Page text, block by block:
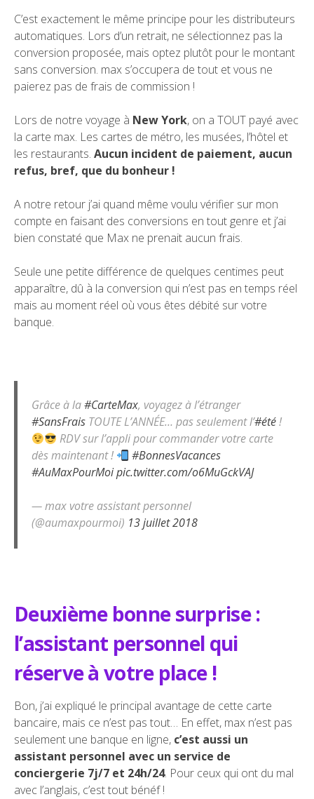
C’est exactement le même principe pour les distributeurs
automatiques. Lors d’un retrait, ne sélectionnez pas la
conversion proposée, mais optez plutôt pour le montant
sans conversion. max s’occupera de tout et vous ne
paierez pas de frais de commission !
Lors de notre voyage à New York, on a TOUT payé avec
la carte max. Les cartes de métro, les musées, l’hôtel et
les restaurants. Aucun incident de paiement, aucun
refus, bref, que du bonheur !
A notre retour j’ai quand même voulu vérifier sur mon
compte en faisant des conversions en tout genre et j’ai
bien constaté que Max ne prenait aucun frais.
Seule une petite différence de quelques centimes peut
apparaître, dû à la conversion qui n’est pas en temps réel
mais au moment réel où vous êtes débité sur votre
banque.
Grâce à la#CarteMax, voyagez à l’étranger
#SansFrais TOUTE L’ANNÉE… pas seulement l’#été!
RDV sur l’appli pour commander votre carte
dès maintenant !
#BonnesVacances
#AuMaxPourMoipic.twitter.com/o6MuGckVAJ
— max votre assistant personnel
(@aumaxpourmoi) 13 juillet 2018
Deuxième bonne surprise :
l’assistant personnel qui
réserve à votre place !
Bon, j’ai expliqué le principal avantage de cette carte
bancaire, mais ce n’est pas tout… En effet, max n’est pas
seulement une banque en ligne, c’est aussi un
assistant personnel avec un service de
conciergerie 7j/7 et 24h/24. Pour ceux qui ont du mal
avec l’anglais, c’est tout bénéf !